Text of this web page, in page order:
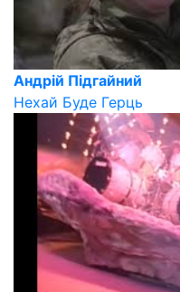
Андрій Підгайний
Нехай Буде Герць